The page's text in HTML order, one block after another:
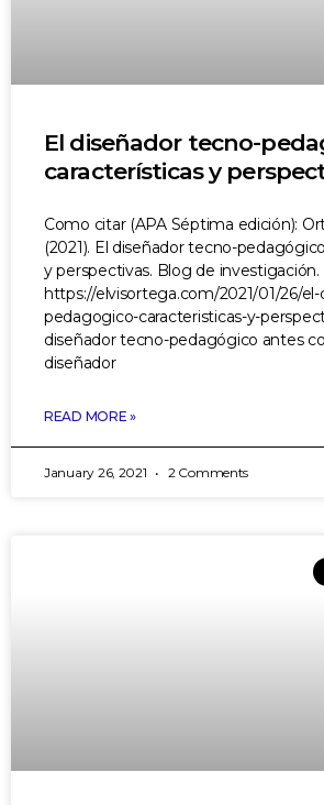
El diseñador tecno-
características y
Como citar (APA Séptima edición):
(2021). El diseñador tecno-
y perspectivas. Blog de investigación.
https://elvisortega.com/2021/01/26/
pedagogico-caracteristicas-y-
diseñador tecno-pedagógico antes
diseñador
READ MORE »
January 26, 2021 2 Comments